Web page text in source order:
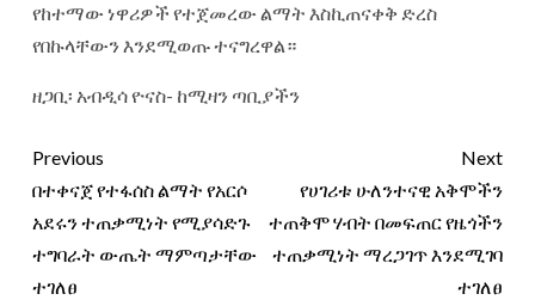
የከተማው ነዋሪዎች የተጀመረው ልማት እስኪጠናቀቅ ድረስ
የበኩላቸውን እንደሚወጡ ተናግረዋል።
ዘጋቢ፡ አብዲሳ ዮናስ- ከሚዛን ጣቢያችን
Previous
በተቀናጀ የተፋሰስ ልማት የአርሶ
አደሩን ተጠቃሚነት የሚያሳድጉ
ተግባራት ውጤት ማምጣታቸው
ተገለፀ
Next
የሀገሪቱ ሁለንተናዊ አቅሞችን
ተጠቅሞ ሃብት በመፍጠር የዜጎችን
ተጠቃሚነት ማረጋገጥ እንደሚገባ
ተገለፀ